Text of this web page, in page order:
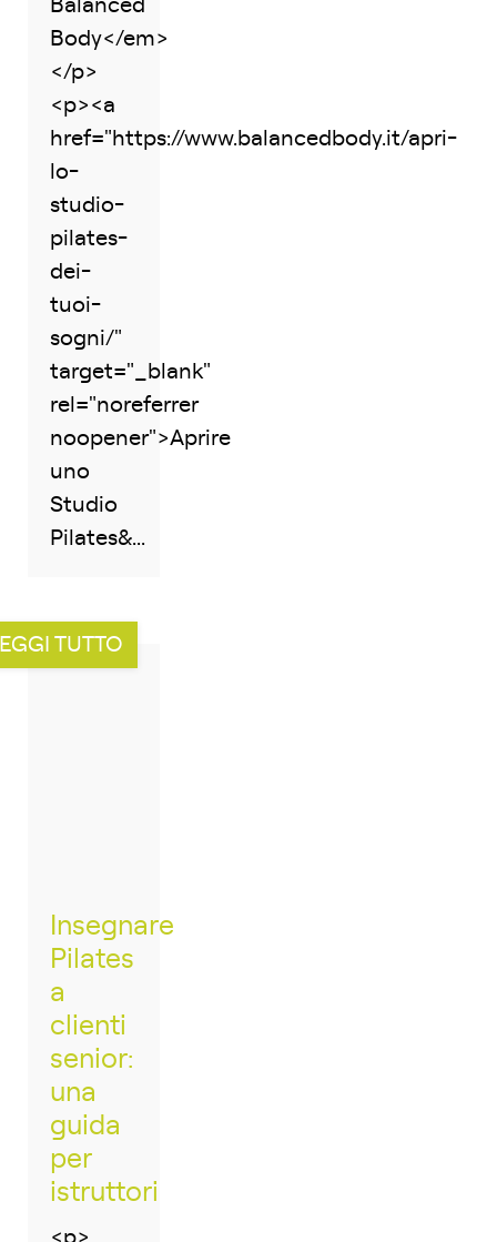
Balanced
Body</em>
</p>
<p><a
href="https://www.balancedbody.it/apri-
lo-
studio-
pilates-
dei-
tuoi-
sogni/"
target="_blank"
rel="noreferrer
noopener">Aprire
uno
Studio
Pilates&...
TUTTO
Insegnare
Pilates
a
clienti
senior:
una
guida
per
istruttori
<p>